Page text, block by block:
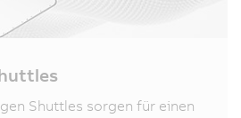
Shuttles sorgen für einen